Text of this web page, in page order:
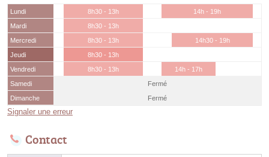
Lundi 8h30 - 13h
14h - 19h
Mardi
8h30 - 13h
Mercredi
8h30 - 13h
14h30 - 19h
Jeudi
8h30 - 13h
Vendredi
8h30 - 13h
14h - 17h
Samedi
Fermé
Dimanche
Fermé
Signaler une erreur
Contact